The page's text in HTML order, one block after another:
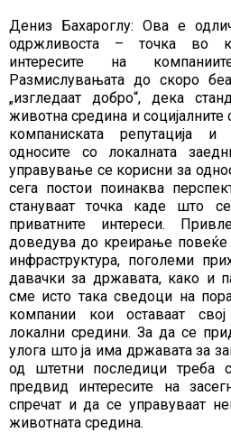
Дениз Бахароглу: Ова е
одржливоста – точка во
интересите на
Размислувањата до скоро
„изгледаат добро“, дека
животна средина и социјалните
компаниската репутација
односите со локалната
управување се корисни за
сега постои поинаква
стануваат точка каде што
приватните интереси.
доведува до креирање повеќе
инфраструктура, поголеми
давачки за државата, како и
сме исто така сведоци на
компании кои оставаат
локални средини. За да се
улога што ја има државата за
од штетни последици треба
предвид интересите на
спречат и да се управуваат
животната средина.